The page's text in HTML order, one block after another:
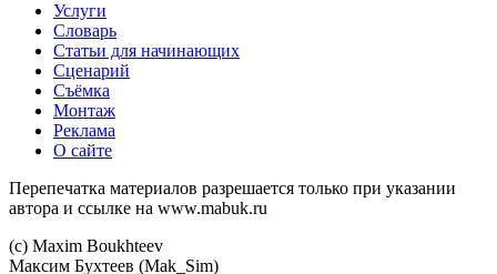
Услуги
Словарь
Статьи для начинающих
Сценарий
Съёмка
Монтаж
Реклама
О сайте
Перепечатка материалов разрешается только при указании
автора и ссылке на www.mabuk.ru
(c) Maхim Boukhteev
Максим Бухтеев (Mak_Sim)